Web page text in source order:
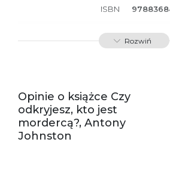
ISBN
SKU: K800957
Ostrzeżenia oraz
Rozwiń
Opinie o książce Czy
odkryjesz, kto jest
mordercą?, Antony
Johnston